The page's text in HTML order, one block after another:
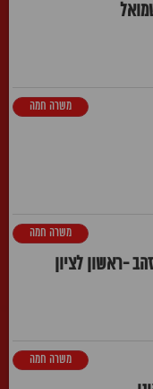
משרה חמה
משרה חמה
משרה חמה